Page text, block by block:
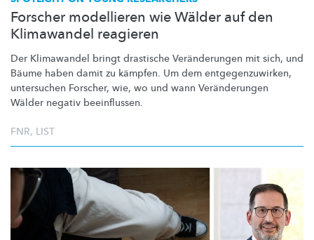
Forscher modellieren wie Wälder auf den
Klimawandel reagieren
Der Klimawandel bringt drastische Veränderungen mit sich, und
Bäume haben damit zu kämpfen. Um dem entgegenzuwirken,
untersuchen Forscher, wie, wo und wann Veränderungen
Wälder negativ beeinflussen.
FNR, LIST